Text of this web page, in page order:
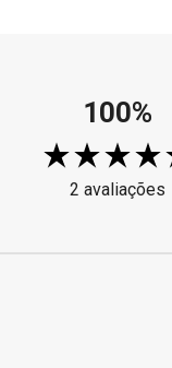
100%
2 avaliações